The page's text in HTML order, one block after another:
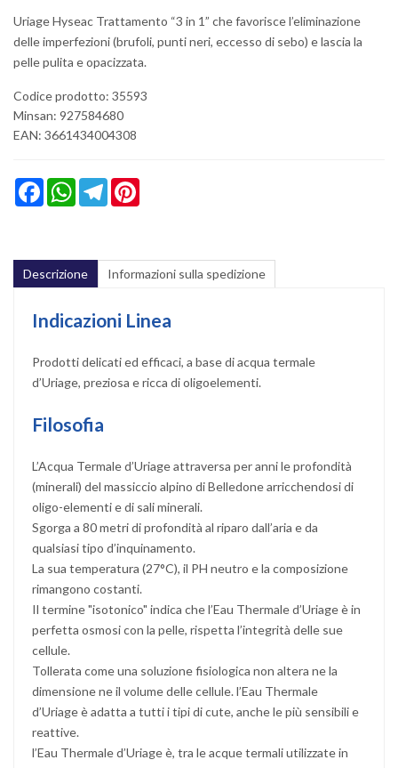
Uriage Hyseac Trattamento “3 in 1” che favorisce l’eliminazione
delle imperfezioni (brufoli, punti neri, eccesso di sebo) e lascia la
pelle pulita e opacizzata.
Codice prodotto: 35593
Minsan: 927584680
EAN: 3661434004308
FacebookWhatsAppTelegram
Descrizione Informazioni sulla spedizione
Indicazioni Linea
Prodotti delicati ed efficaci, a base di acqua termale
d’Uriage, preziosa e ricca di oligoelementi.
Filosofia
L’Acqua Termale d’Uriage attraversa per anni le profondità
(minerali) del massiccio alpino di Belledone arricchendosi di
oligo-elementi e di sali minerali.
Sgorga a 80 metri di profondità al riparo dall’aria e da
qualsiasi tipo d’inquinamento.
La sua temperatura (27°C), il PH neutro e la composizione
rimangono costanti.
Il termine "isotonico" indica che l’Eau Thermale d’Uriage è in
perfetta osmosi con la pelle, rispetta l’integrità delle sue
cellule.
Tollerata come una soluzione fisiologica non altera ne la
dimensione ne il volume delle cellule. l’Eau Thermale
d’Uriage è adatta a tutti i tipi di cute, anche le più sensibili e
reattive.
l’Eau Thermale d’Uriage è, tra le acque termali utilizzate in